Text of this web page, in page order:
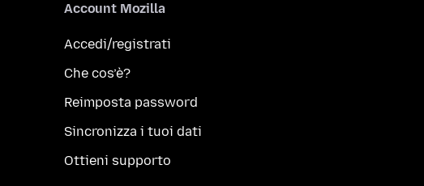
Account Mozilla
Accedi/registrati
Che cos’è?
Reimposta password
Sincronizza i tuoi dati
Ottieni supporto